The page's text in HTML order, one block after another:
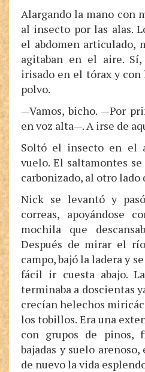
Alargando la mano con
al insecto por las alas.
el abdomen articulado,
agitaban en el aire.
irisado en el tórax y con
polvo.
—Vamos, bicho. —Por
en voz alta—. A irse de
Soltó el insecto en el
vuelo. El saltamontes
carbonizado, al otro lado
Nick se levantó y
correas, apoyándose
mochila que
Después de mirar el
campo, bajó la ladera y
fácil ir cuesta abajo.
terminaba a doscientas
crecían helechos
los tobillos. Era una
con grupos de pinos,
bajadas y suelo
de nuevo la vida